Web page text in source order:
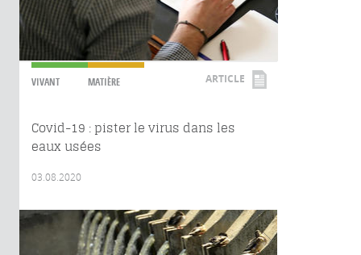
VIVANT MATIÈRE ARTICLE
Covid-19 : pister le virus dans les
eaux usées
03.08.2020